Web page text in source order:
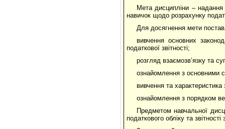
Мета дисципліни – надання
навичок щодо розрахунку
Для досягнення мети
вивчення основних
податкової звітності;
розгляд взаємозв’язку та
ознайомлення з основними
вивчення та характеристика
ознайомлення з порядком
Предметом навчальної
податкового обліку та